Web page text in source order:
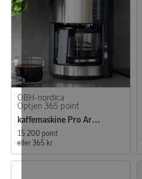
OBH-nordica
Optjen 365 point
kaffemaskine Pro Aroma Plus
15 200 point
eller 365 kr